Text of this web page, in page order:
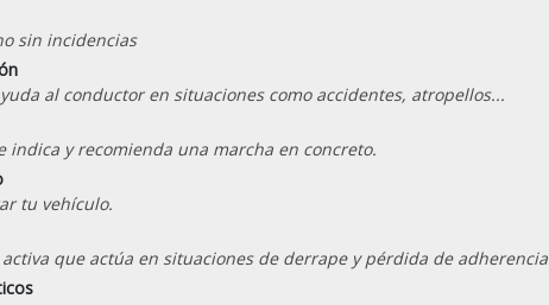
sin incidencias
al conductor en situaciones como accidentes, atropellos...
indica y recomienda una marcha en concreto.
tu vehículo.
que actúa en situaciones de derrape y pérdida de adherencia